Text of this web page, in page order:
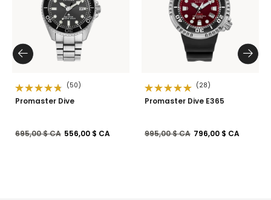
(50)
Promaster Dive
Prix réduit de
695,00 $ CAà556,00 $ CA
(28)
Promaster Dive E365
Prix réduit de
995,00 $ CAà796,00 $ CA